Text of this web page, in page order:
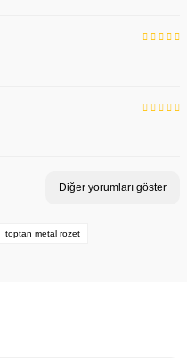
Diğer yorumları göster
toptan metal rozet